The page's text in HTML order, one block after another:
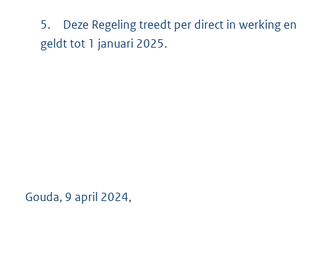
5.
Deze Regeling treedt per direct in werking en
geldt tot 1 januari 2025.
Gouda, 9 april 2024,